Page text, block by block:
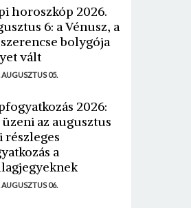
horoszkóp 2026.
6: a Vénusz, a
bolygója
vált
AUGUSZTUS 05.
2026:
üzeni az augusztus
részleges
a
AUGUSZTUS 06.